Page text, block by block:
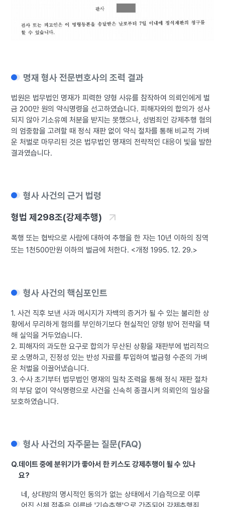
명재 형사 전문변호사의 조력 결과
법원은 법무법인 명재가 피력한 양형 사유를 참작하여 의뢰인에게 벌
금 200만 원의 약식명령을 선고하였습니다. 피해자와의 합의가 성사
되지 않아 기소유예 처분을 받지는 못했으나, 성범죄인 강제추행 혐의
의 엄중함을 고려할 때 정식 재판 없이 약식 절차를 통해 비교적 가벼
운 처벌로 마무리된 것은 법무법인 명재의 전략적인 대응이 빛을 발한
결과였습니다.
형사 사건의 근거 법령
형법 제298조(강제추행)
폭행 또는 협박으로 사람에 대하여 추행을 한 자는 10년 이하의 징역
또는 1천500만원 이하의 벌금에 처한다. <개정 1995. 12. 29.>
형사 사건의 핵심포인트
1. 사건 직후 보낸 사과 메시지가 자백의 증거가 될 수 있는 불리한 상
황에서 무리하게 혐의를 부인하기보다 현실적인 양형 방어 전략을 택
해 실익을 거두었습니다.
2. 피해자의 과도한 요구로 합의가 무산된 상황을 재판부에 법리적으
로 소명하고, 진정성 있는 반성 자료를 투입하여 벌금형 수준의 가벼
운 처벌을 이끌어냈습니다.
3. 수사 초기부터 법무법인 명재의 밀착 조력을 통해 정식 재판 절차
의 부담 없이 약식명령으로 사건을 신속히 종결시켜 의뢰인의 일상을
보호하였습니다.
형사 사건의 자주묻는 질문(FAQ)
Q.데이트 중에 분위기가 좋아서 한 키스도 강제추행이 될 수 있나
요?
네, 상대방의 명시적인 동의가 없는 상태에서 기습적으로 이루